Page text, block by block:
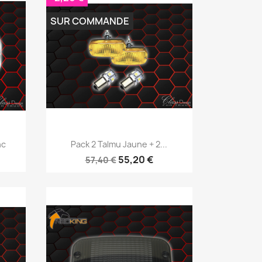
Aperçu rapide
Pack 2 Talmu Jaune + 2...
57,40 € 55,20 €
SUR COMMANDE